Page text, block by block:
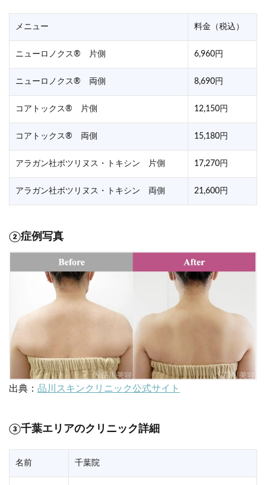
メニュー 料金（税込）
ニューロノクス® 片側 6,960円
ニューロノクス® 両側 8,690円
コアトックス® 片側 12,150円
コアトックス® 両側 15,180円
アラガン社ボツリヌス・トキシン 片側 17,270円
アラガン社ボツリヌス・トキシン 両側 21,600円
②症例写真
出典： 品川スキンクリニック公式サイト
③千葉エリアのクリニック詳細
名前 千葉院